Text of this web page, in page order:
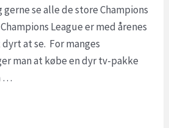
se alle de store Champions
League er med årenes
at se. For manges
man at købe en dyr tv-pakke
…